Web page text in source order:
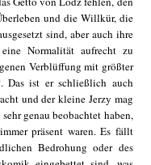
und die Willkür, die
sind, aber auch ihre
Normalität aufrecht zu
Verblüffung mit größter
Das ist er schließlich auch
und der kleine Jerzy mag
genau beobachtet haben,
präsent waren. Es fällt
Bedrohung oder des